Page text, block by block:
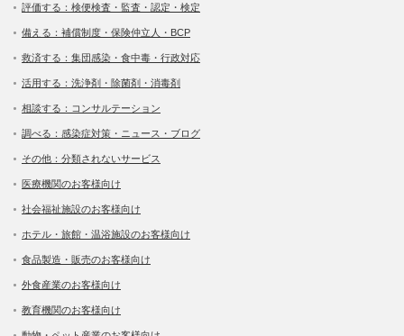
評価する：検便検査・監査・認定・検定
備える：補償制度・保険仲立人・BCP
救済する：集団感染・食中毒・行政対応
活用する：洗浄剤・除菌剤・消毒剤
相談する：コンサルテーション
調べる：感染症対策・ニュース・ブログ
その他：分類されないサービス
医療機関のお客様向け
社会福祉施設のお客様向け
ホテル・旅館・温浴施設のお客様向け
食品製造・販売のお客様向け
外食産業のお客様向け
教育機関のお客様向け